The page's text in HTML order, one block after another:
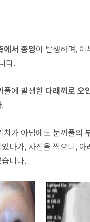
에서 종양이 발생하며, 이
다.
풀에 발생한 다래끼로 오
.
치가 아님에도 눈꺼풀의
다가, 사진을 찍으니, 아
니다.